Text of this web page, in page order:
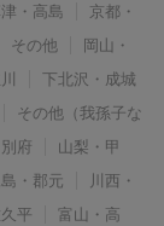
・高島
京都・
その他
岡山・
下北沢・成城
その他（我孫子な
府
山梨・甲
・郡元
川西・
平
富山・高